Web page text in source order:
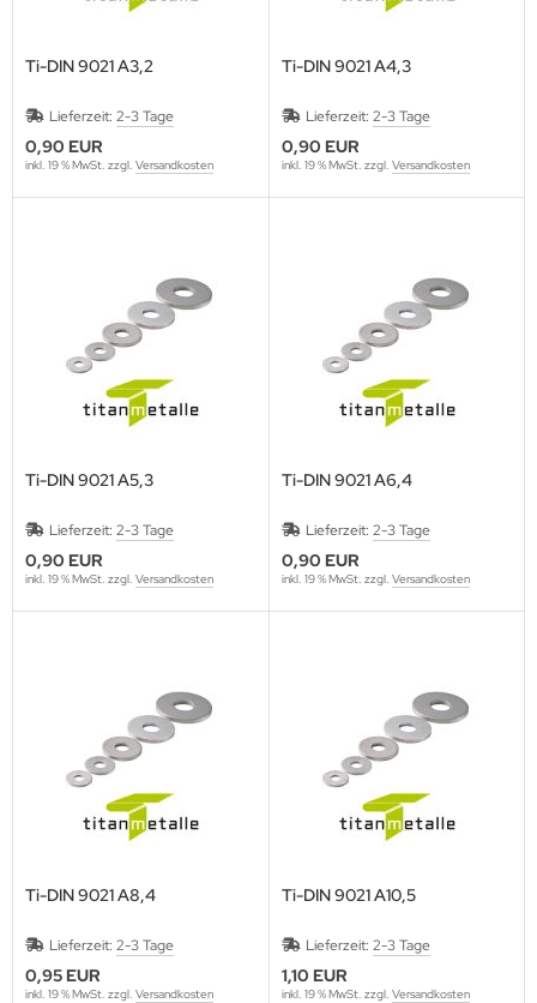
Ti-DIN 9021 A3,2
Lieferzeit: 2-3 Tage
0,90 EUR
inkl. 19 % MwSt. zzgl. Versandkosten
Ti-DIN 9021 A4,3
Lieferzeit: 2-3 Tage
0,90 EUR
inkl. 19 % MwSt. zzgl. Versandkosten
Ti-DIN 9021 A5,3
Lieferzeit: 2-3 Tage
0,90 EUR
inkl. 19 % MwSt. zzgl. Versandkosten
Ti-DIN 9021 A6,4
Lieferzeit: 2-3 Tage
0,90 EUR
inkl. 19 % MwSt. zzgl. Versandkosten
Ti-DIN 9021 A8,4
Lieferzeit: 2-3 Tage
0,95 EUR
inkl. 19 % MwSt. zzgl. Versandkosten
Ti-DIN 9021 A10,5
Lieferzeit: 2-3 Tage
1,10 EUR
inkl. 19 % MwSt. zzgl. Versandkosten